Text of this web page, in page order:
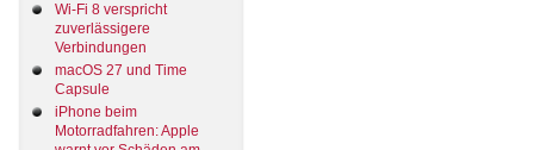
Wi-Fi 8 verspricht
zuverlässigere
Verbindungen
macOS 27 und Time
Capsule
iPhone beim
Motorradfahren: Apple